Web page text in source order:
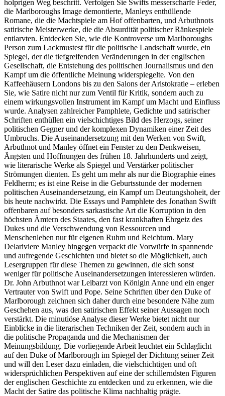
holprigen Weg beschritt. Verfolgen Sie Swifts messerscharfe Feder,
die Marlboroughs Image demontierte, Manleys enthüllende
Romane, die die Machtspiele am Hof offenbarten, und Arbuthnots
satirische Meisterwerke, die die Absurdität politischer Ränkespiele
entlarvten. Entdecken Sie, wie die Kontroverse um Marlboroughs
Person zum Lackmustest für die politische Landschaft wurde, ein
Spiegel, der die tiefgreifenden Veränderungen in der englischen
Gesellschaft, die Entstehung des politischen Journalismus und den
Kampf um die öffentliche Meinung widerspiegelte. Von den
Kaffeehäusern Londons bis zu den Salons der Aristokratie – erleben
Sie, wie Satire nicht nur zum Ventil für Kritik, sondern auch zu
einem wirkungsvollen Instrument im Kampf um Macht und Einfluss
wurde. Analysen zahlreicher Pamphlete, Gedichte und satirischer
Schriften enthüllen ein vielschichtiges Bild des Herzogs, seiner
politischen Gegner und der komplexen Dynamiken einer Zeit des
Umbruchs. Die Auseinandersetzung mit den Werken von Swift,
Arbuthnot und Manley öffnet ein Fenster zu den Denkweisen,
Ängsten und Hoffnungen des frühen 18. Jahrhunderts und zeigt,
wie literarische Werke als Spiegel und Verstärker politischer
Strömungen dienten. Es geht um mehr als nur die Biographie eines
Feldherrn; es ist eine Reise in die Geburtsstunde der modernen
politischen Auseinandersetzung, ein Kampf um Deutungshoheit, der
bis heute nachwirkt. Die Essays und Pamphlete des Jonathan Swift
offenbaren auf besonders sarkastische Art die Korruption in den
höchsten Ämtern des Staates, den fast krankhaften Ehrgeiz des
Dukes und die Verschwendung von Ressourcen und
Menschenleben nur für eigenen Ruhm und Reichtum. Mary
Delariviere Manley hingegen verpackt die Vorwürfe in spannende
und aufregende Geschichten und bietet so die Möglichkeit, auch
Lesergruppen für diese Themen zu gewinnen, die sich sonst
weniger für politische Auseinandersetzungen interessieren würden.
Dr. John Arbuthnot war Leibarzt von Königin Anne und ein enger
Vertrauter von Swift und Pope. Seine Schriften über den Duke of
Marlborough zeichnen sich daher durch eine besondere Nähe zum
Geschehen aus, was den satirischen Effekt seiner Aussagen noch
verstärkt. Die minutiöse Analyse dieser Werke bietet nicht nur
Einblicke in die literarischen Techniken der Zeit, sondern auch in
die politische Propaganda und die Mechanismen der
Meinungsbildung. Die vorliegende Arbeit leuchtet ein Schlaglicht
auf den Duke of Marlborough im Spiegel der Dichtung seiner Zeit
und will den Leser dazu einladen, die vielschichtigen und oft
widersprüchlichen Perspektiven auf eine der schillerndsten Figuren
der englischen Geschichte zu entdecken und zu erkennen, wie die
Macht der Satire das politische Klima nachhaltig prägte.